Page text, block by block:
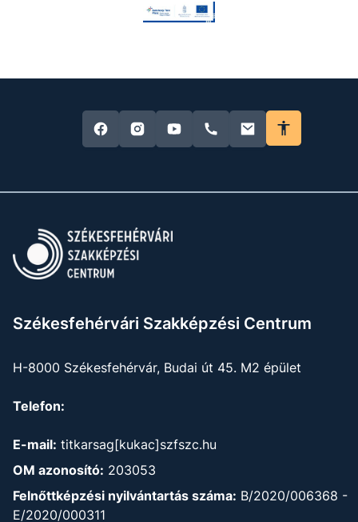
Székesfehérvári Szakképzési Centrum
H-8000 Székesfehérvár, Budai út 45. M2 épület
Telefon:
E-mail: titkarsag[kukac]szfszc.hu
OM azonosító: 203053
Felnőttképzési nyilvántartás száma: B/2020/006368 -
E/2020/000311